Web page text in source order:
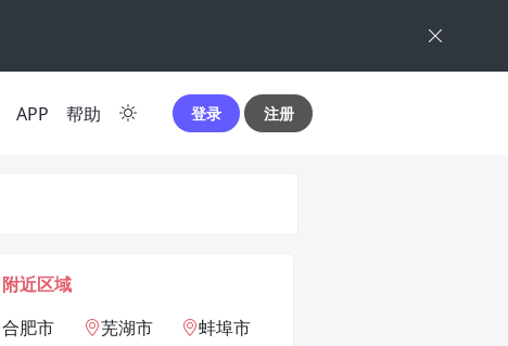
APP 帮助 登录 注册
附近区域
合肥市
芜湖市 蚌埠市